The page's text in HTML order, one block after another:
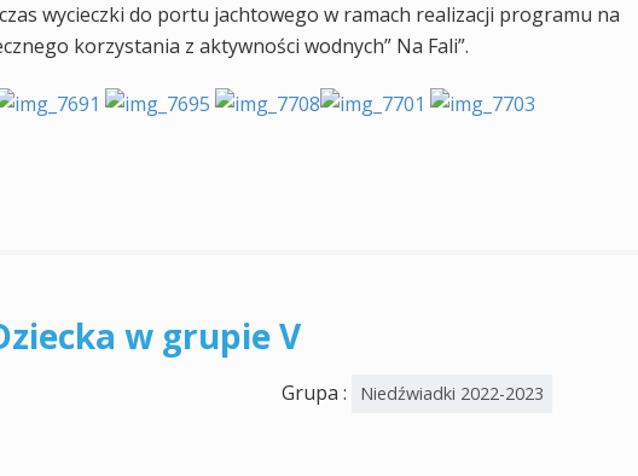
wycieczki do portu jachtowego w ramach realizacji programu na
korzystania z aktywności wodnych” Na Fali”.
w grupie V
Grupa : Niedźwiadki 2022-2023